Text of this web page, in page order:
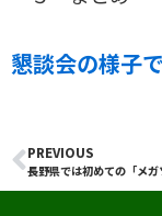
懇談会の様子
Prev
PREVIOUS